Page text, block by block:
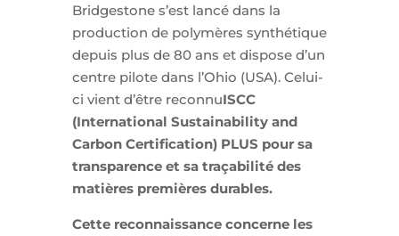
Bridgestone s’est lancé dans la
production de polymères synthétique
depuis plus de 80 ans et dispose d’un
centre pilote dans l’Ohio (USA). Celui-
ci vient d’être reconnuISCC
(International Sustainability and
Carbon Certification) PLUS pour sa
transparence et sa traçabilité des
matières premières durables.
Cette reconnaissance concerne les